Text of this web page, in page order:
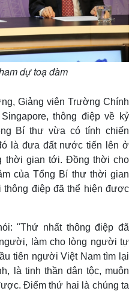
Video
E-Magazine
Infographic
dự toạ đàm
Giảng viên Trường Chính
thông điệp về kỷ
Bí thư vừa có tính chiến
là đưa đất nước tiến lên ở
thời gian tới. Đồng thời cho
của Tổng Bí thư thời gian
điệp đã thể hiện được
"Thứ nhất thông điệp đã
làm cho lòng người tự
tiên người Việt Nam tìm lại
là tinh thần dân tộc, muôn
Điểm thứ hai là chúng ta